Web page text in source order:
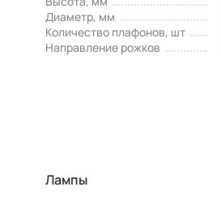
Диаметр, мм
Количество плафонов, шт
Направление рожков
Лампы